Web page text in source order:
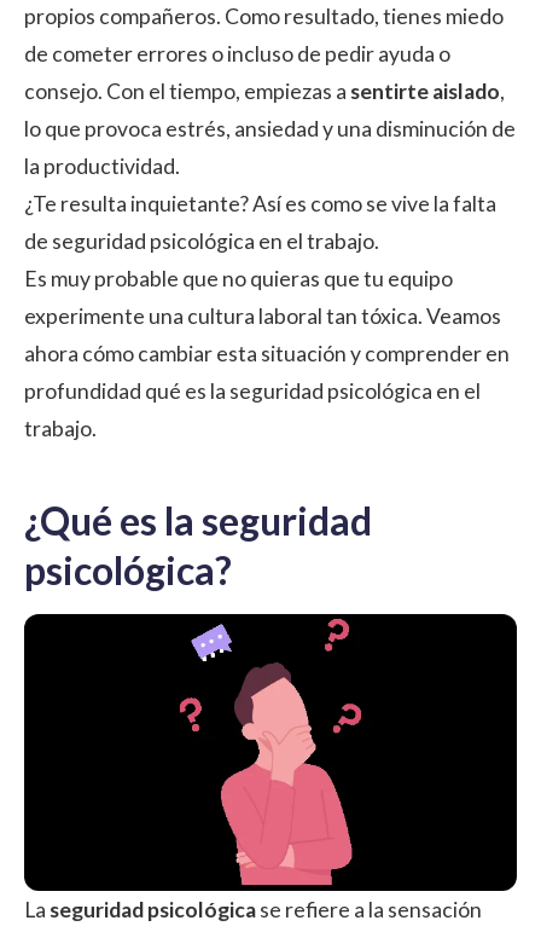
propios compañeros. Como resultado, tienes miedo
de cometer errores o incluso de pedir ayuda o
consejo. Con el tiempo, empiezas a sentirte aislado,
lo que provoca estrés, ansiedad y una disminución de
la productividad.
¿Te resulta inquietante? Así es como se vive la falta
de seguridad psicológica en el trabajo.
Es muy probable que no quieras que tu equipo
experimente una cultura laboral tan tóxica. Veamos
ahora cómo cambiar esta situación y comprender en
profundidad qué es la seguridad psicológica en el
trabajo.
¿Qué es la seguridad
psicológica?
La seguridad psicológicase refiere a la sensación